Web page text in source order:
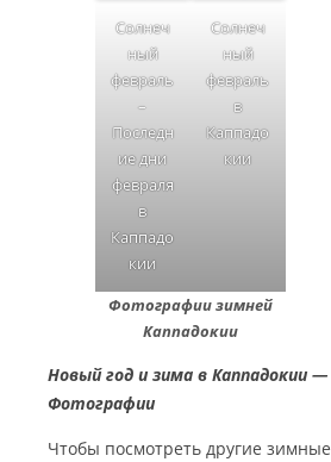
Солнеч
ный
февраль
–
Последн
ие дни
февраля
в
Каппадо
кии
Солнеч
ный
февраль
в
Каппадо
кии
Фотографии зимней
Каппадокии
Новый год и зима в Каппадокии —
Фотографии
Чтобы посмотреть другие зимные